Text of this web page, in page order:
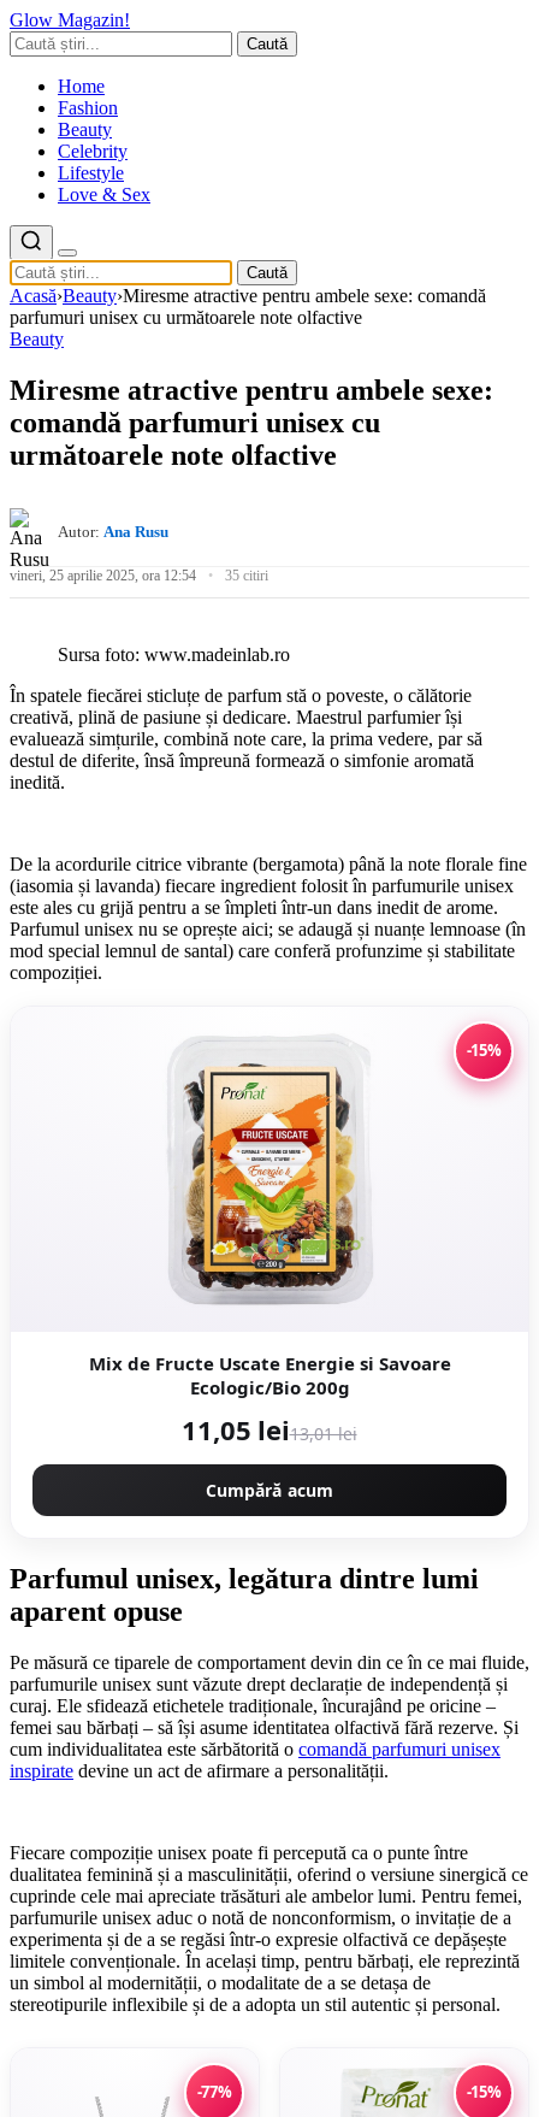
Glow Magazin!
Caută
Home
Fashion
Beauty
Celebrity
Lifestyle
Love & Sex
Caută
Acasă›Beauty›Miresme atractive pentru ambele sexe: comandă
parfumuri unisex cu următoarele note olfactive
Beauty
Miresme atractive pentru ambele sexe:
comandă parfumuri unisex cu
următoarele note olfactive
Autor: Ana Rusu
vineri, 25 aprilie 2025, ora 12:54 35 citiri
Sursa foto: www.madeinlab.ro
În spatele fiecărei sticluțe de parfum stă o poveste, o călătorie
creativă, plină de pasiune și dedicare. Maestrul parfumier își
evaluează simțurile, combină note care, la prima vedere, par să
destul de diferite, însă împreună formează o simfonie aromată
inedită.
De la acordurile citrice vibrante (bergamota) până la note florale fine
(iasomia și lavanda) fiecare ingredient folosit în parfumurile unisex
este ales cu grijă pentru a se împleti într-un dans inedit de arome.
Parfumul unisex nu se oprește aici; se adaugă și nuanțe lemnoase (în
mod special lemnul de santal) care conferă profunzime și stabilitate
compoziției.
-15%
Mix de Fructe Uscate Energie si Savoare
Ecologic/Bio 200g
11,05 lei13,01 lei
Cumpără acum
Parfumul unisex, legătura dintre lumi
aparent opuse
Pe măsură ce tiparele de comportament devin din ce în ce mai fluide,
parfumurile unisex sunt văzute drept declarație de independență și
curaj. Ele sfidează etichetele tradiționale, încurajând pe oricine –
femei sau bărbați – să își asume identitatea olfactivă fără rezerve. Și
cum individualitatea este sărbătorită o comandă parfumuri unisex
inspirate devine un act de afirmare a personalității.
Fiecare compoziție unisex poate fi percepută ca o punte între
dualitatea feminină și a masculinității, oferind o versiune sinergică ce
cuprinde cele mai apreciate trăsături ale ambelor lumi. Pentru femei,
parfumurile unisex aduc o notă de nonconformism, o invitație de a
experimenta și de a se regăsi într-o expresie olfactivă ce depășește
limitele convenționale. În același timp, pentru bărbați, ele reprezintă
un simbol al modernității, o modalitate de a se detașa de
stereotipurile inflexibile și de a adopta un stil autentic și personal.
-77% -15%